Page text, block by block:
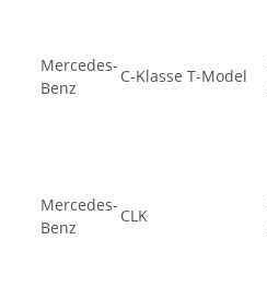
Mercedes-
Benz
C-Klasse T-Model
Mercedes-
Benz
CLK